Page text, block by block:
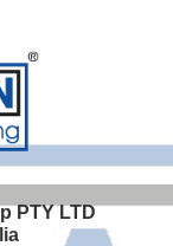
PTY LTD